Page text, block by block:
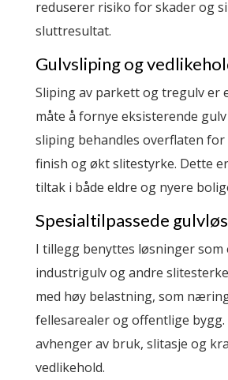
reduserer risiko for skader og
sluttresultat.
Gulvsliping og
Sliping av parkett og tregulv er
måte å fornye eksisterende
sliping behandles overflaten
finish og økt slitestyrke. Dette
tiltak i både eldre og nyere
Spesialtilpassede
I tillegg benyttes løsninger som
industrigulv og andre
med høy belastning, som
fellesarealer og offentlige bygg.
avhenger av bruk, slitasje og
vedlikehold.